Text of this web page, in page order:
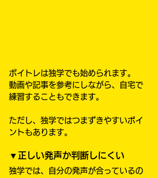
ボイトレは独学でも始められます。
動画や記事を参考にしながら、自宅で
練習することもできます。
ただし、独学ではつまずきやすいポイ
ントもあります。
▼正しい発声か判断しにくい
独学では、自分の発声が合っているの